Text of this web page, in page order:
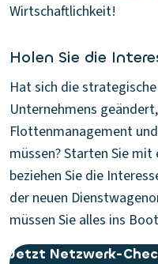
Wirtschaftlichkeit!
Holen Sie die
Hat sich die
Unternehmens
Flottenmanagement
müssen? Starten Sie
beziehen Sie die
der neuen
müssen Sie alles ins
Jetzt Netzwerk-